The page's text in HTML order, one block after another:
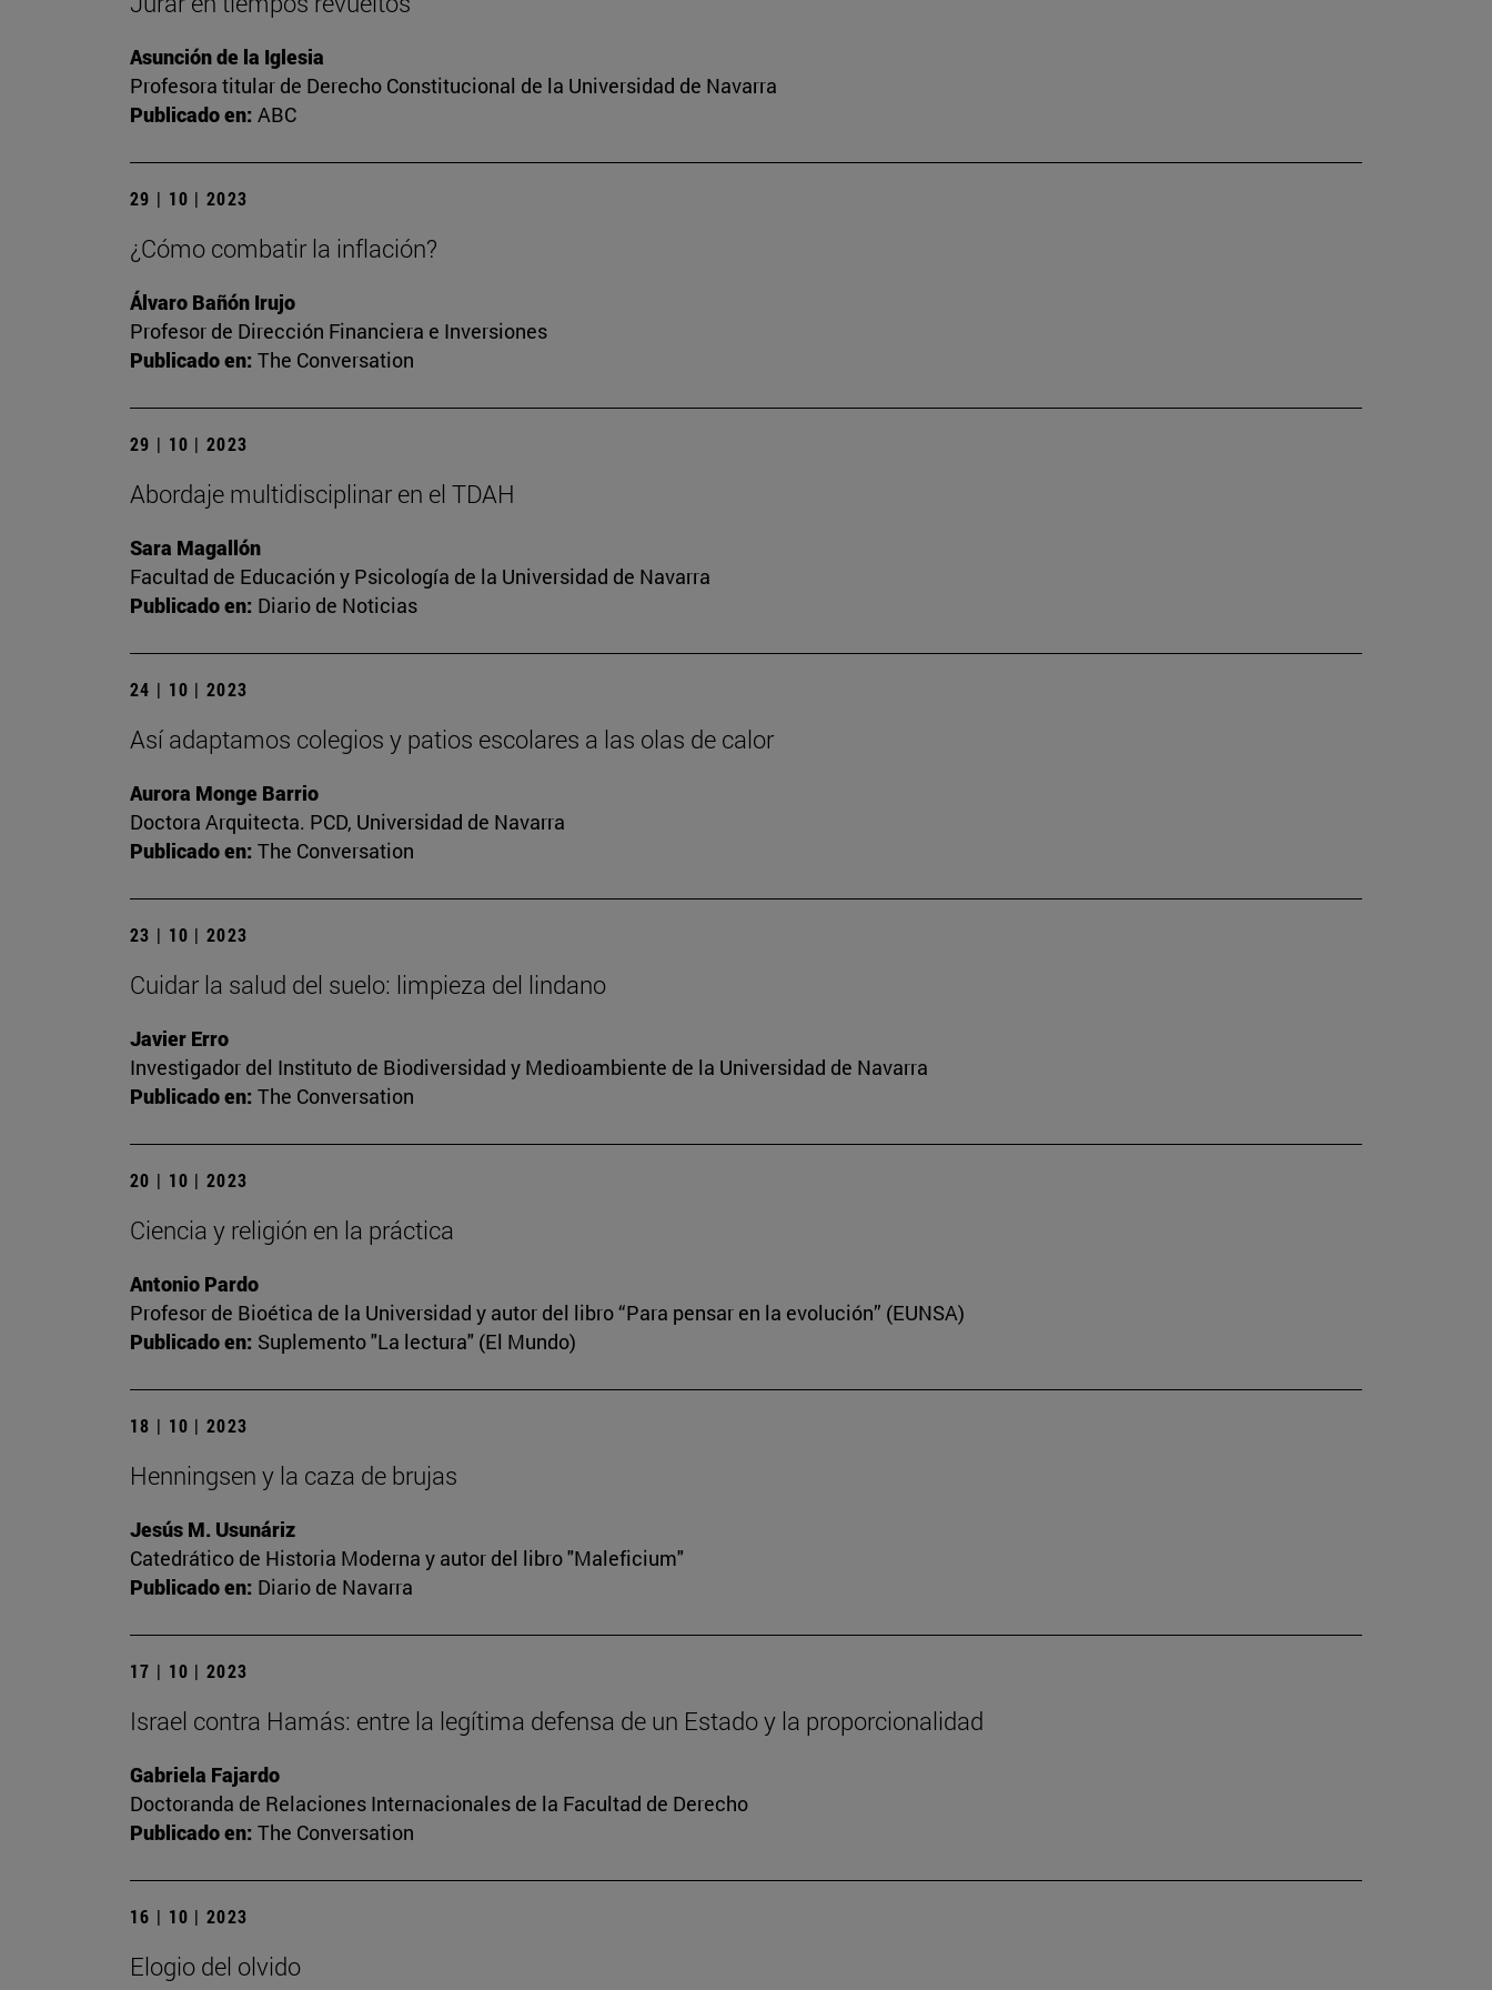
Asunción de la Iglesia
Profesora titular de Derecho Constitucional de la Universidad de Navarra
Publicado en: ABC
29 | 10 | 2023
¿Cómo combatir la inflación?
Álvaro Bañón Irujo
Profesor de Dirección Financiera e Inversiones
Publicado en: The Conversation
29 | 10 | 2023
Abordaje multidisciplinar en el TDAH
Sara Magallón
Facultad de Educación y Psicología de la Universidad de Navarra
Publicado en: Diario de Noticias
24 | 10 | 2023
Así adaptamos colegios y patios escolares a las olas de calor
Aurora Monge Barrio
Doctora Arquitecta. PCD, Universidad de Navarra
Publicado en: The Conversation
23 | 10 | 2023
Cuidar la salud del suelo: limpieza del lindano
Javier Erro
Investigador del Instituto de Biodiversidad y Medioambiente de la Universidad de Navarra
Publicado en: The Conversation
20 | 10 | 2023
Ciencia y religión en la práctica
Antonio Pardo
Profesor de Bioética de la Universidad y autor del libro “Para pensar en la evolución” (EUNSA)
Publicado en: Suplemento "La lectura" (El Mundo)
18 | 10 | 2023
Henningsen y la caza de brujas
Jesús M. Usunáriz
Catedrático de Historia Moderna y autor del libro "Maleficium"
Publicado en: Diario de Navarra
17 | 10 | 2023
Israel contra Hamás: entre la legítima defensa de un Estado y la proporcionalidad
Gabriela Fajardo
Doctoranda de Relaciones Internacionales de la Facultad de Derecho
Publicado en: The Conversation
16 | 10 | 2023
Elogio del olvido